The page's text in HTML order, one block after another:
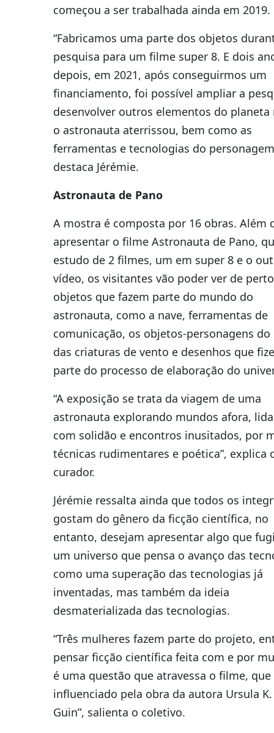
começou a ser trabalhada ainda em 2019.
“Fabricamos uma parte dos objetos
pesquisa para um filme super 8. E dois
depois, em 2021, após conseguirmos um
financiamento, foi possível ampliar a
desenvolver outros elementos do planeta
o astronauta aterrissou, bem como as
ferramentas e tecnologias do
destaca Jérémie.
Astronauta de Pano
A mostra é composta por 16 obras. Além
apresentar o filme Astronauta de Pano,
estudo de 2 filmes, um em super 8 e o
vídeo, os visitantes vão poder ver de
objetos que fazem parte do mundo do
astronauta, como a nave, ferramentas de
comunicação, os objetos-personagens
das criaturas de vento e desenhos que
parte do processo de elaboração do
“A exposição se trata da viagem de uma
astronauta explorando mundos afora,
com solidão e encontros inusitados, por
técnicas rudimentares e poética”, explica
curador.
Jérémie ressalta ainda que todos os
gostam do gênero da ficção científica, no
entanto, desejam apresentar algo que
um universo que pensa o avanço das
como uma superação das tecnologias já
inventadas, mas também da ideia
desmaterializada das tecnologias.
“Três mulheres fazem parte do projeto,
pensar ficção científica feita com e por
é uma questão que atravessa o filme,
influenciado pela obra da autora Ursula K.
Guin”, salienta o coletivo.